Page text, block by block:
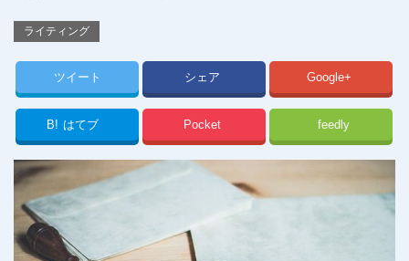
ライティング
ツイート シェア Google+
B! はてブ Pocket feedly